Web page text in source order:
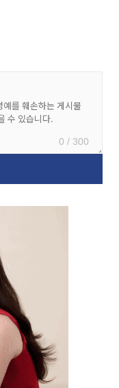
0 / 300